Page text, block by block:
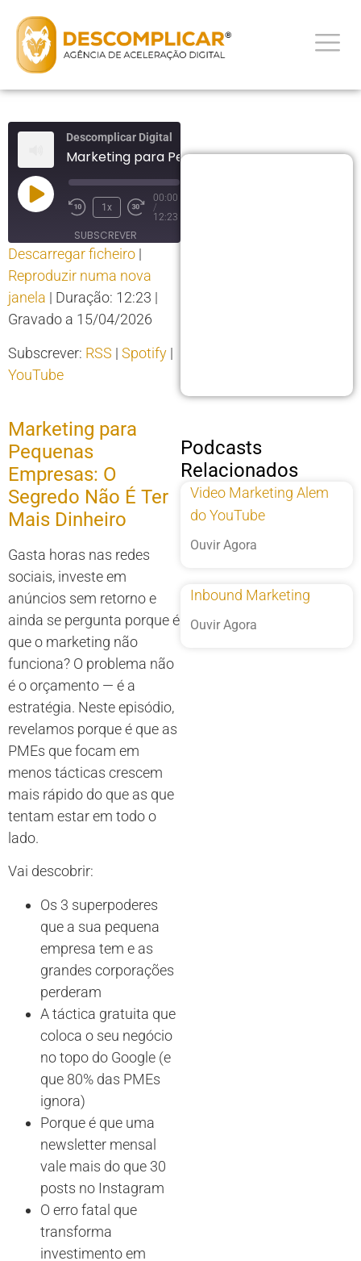
Descomplicar Digital
Marketing para Pequenas Empresas
1x
00:00
/
12:23
SUBSCREVER
PARTILHAR
RSS Spotify
YouTube
RSS FEED
PARTILHAR
LIGAÇÃO
Descarregar ficheiro |
Reproduzir numa nova
janela | Duração: 12:23 |
Gravado a 15/04/2026
Subscrever: RSS | Spotify |
YouTube
Marketing para
Pequenas
Empresas: O
Segredo Não É Ter
Mais Dinheiro
Gasta horas nas redes
sociais, investe em
anúncios sem retorno e
ainda se pergunta porque é
que o marketing não
funciona? O problema não
é o orçamento — é a
estratégia. Neste episódio,
revelamos porque é que as
PMEs que focam em
menos tácticas crescem
mais rápido do que as que
tentam estar em todo o
lado.
Vai descobrir:
Os 3 superpoderes
que a sua pequena
empresa tem e as
grandes corporações
perderam
A táctica gratuita que
coloca o seu negócio
no topo do Google (e
que 80% das PMEs
ignora)
Porque é que uma
newsletter mensal
vale mais do que 30
posts no Instagram
O erro fatal que
transforma
investimento em
Podcasts
Relacionados
Video Marketing Alem
do YouTube
Ouvir Agora
Inbound Marketing
Ouvir Agora